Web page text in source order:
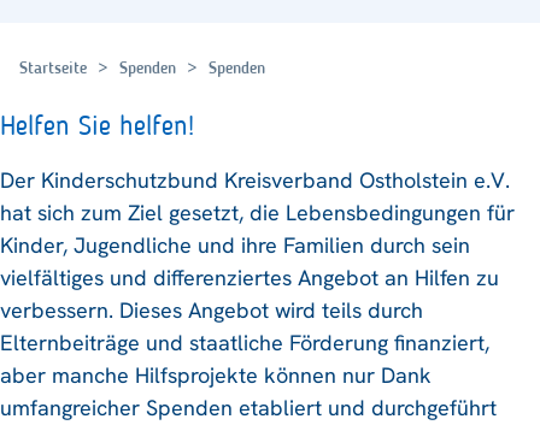
Startseite Spenden Spenden
Helfen Sie helfen!
Der Kinderschutzbund Kreisverband Ostholstein e.V.
hat sich zum Ziel gesetzt, die Lebensbedingungen für
Kinder, Jugendliche und ihre Familien durch sein
vielfältiges und differenziertes Angebot an Hilfen zu
verbessern. Dieses Angebot wird teils durch
Elternbeiträge und staatliche Förderung finanziert,
aber manche Hilfsprojekte können nur Dank
umfangreicher Spenden etabliert und durchgeführt